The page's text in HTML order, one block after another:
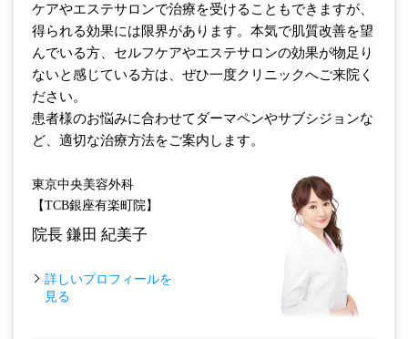
ケアやエステサロンで治療を受けることもできますが、
得られる効果には限界があります。本気で肌質改善を望
んでいる方、セルフケアやエステサロンの効果が物足り
ないと感じている方は、ぜひ一度クリニックへご来院く
ださい。
患者様のお悩みに合わせてダーマペンやサブシジョンな
ど、適切な治療方法をご案内します。
東京中央美容外科
【TCB銀座有楽町院】
院長 鎌田 紀美子
詳しいプロフィールを
見る